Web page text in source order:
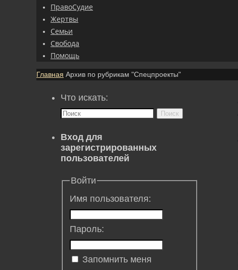
ПравоСудие
Жертвы
Семьи
Свобода
Помощь
Главная Архив по рубрикам "Спецпроекты"
Что искать:
Поиск
Вход для
зарегистрированных
пользователей
Войти
Имя пользователя:
Пароль:
Запомнить меня